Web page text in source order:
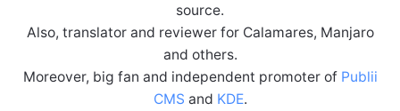
source.
Also, translator and reviewer for Calamares, Manjaro
and others.
Moreover, big fan and independent promoter of Publii
CMS and KDE.